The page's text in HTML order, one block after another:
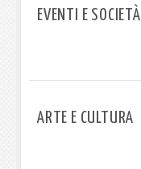
EVENTI E SOCIETÀ
ARTE E CULTURA